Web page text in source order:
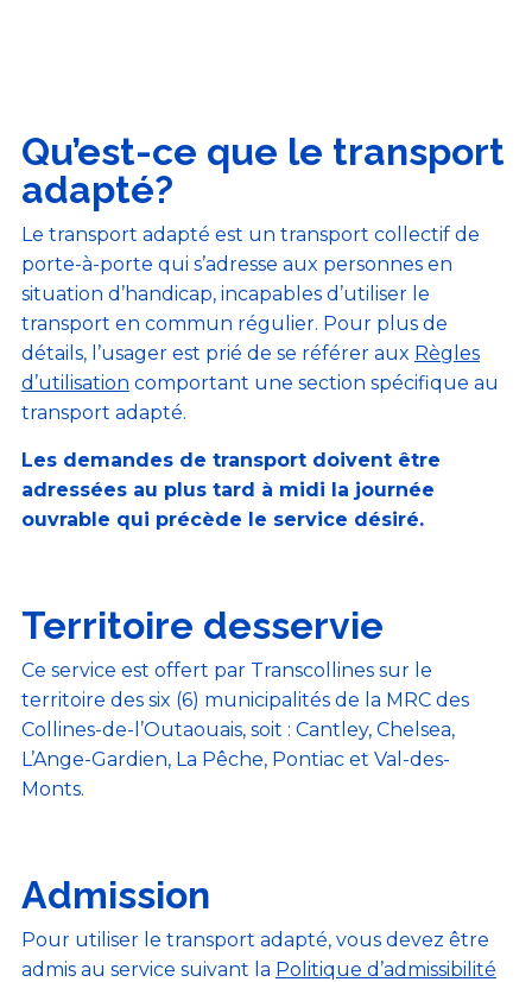
Qu’est-ce que le transport
adapté?
Le transport adapté est un transport collectif de
porte-à-porte qui s’adresse aux personnes en
situation d’handicap, incapables d’utiliser le
transport en commun régulier. Pour plus de
détails, l’usager est prié de se référer aux Règles
d’utilisation comportant une section spécifique au
transport adapté.
Les demandes de transport doivent être
adressées au plus tard à midi la journée
ouvrable qui précède le service désiré.
Territoire desservie
Ce service est offert par Transcollines sur le
territoire des six (6) municipalités de la MRC des
Collines-de-l’Outaouais, soit : Cantley, Chelsea,
L’Ange-Gardien, La Pêche, Pontiac et Val-des-
Monts.
Admission
Pour utiliser le transport adapté, vous devez être
admis au service suivant la Politique d’admissibilité